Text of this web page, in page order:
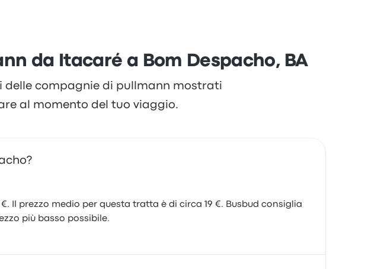
da Itacaré a Bom Despacho, BA
delle compagnie di pullmann mostrati
al momento del tuo viaggio.
Il prezzo medio per questa tratta è di circa 19 €. Busbud consiglia
più basso possibile.